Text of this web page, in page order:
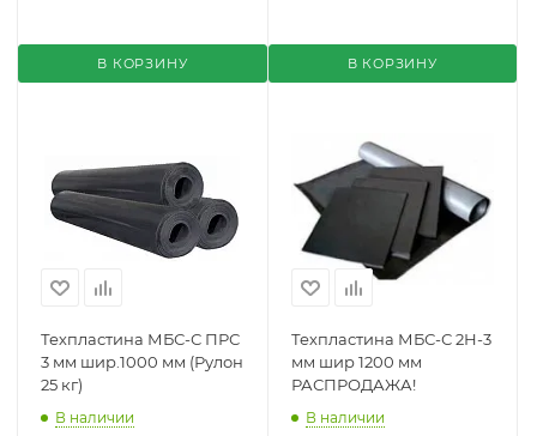
В КОРЗИНУ В КОРЗИНУ
Техпластина МБС-С ПРС
3 мм шир.1000 мм (Рулон
25 кг)
В наличии
Техпластина МБС-С 2Н-3
мм шир 1200 мм
РАСПРОДАЖА!
В наличии